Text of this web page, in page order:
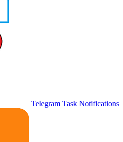
Telegram Task Notifications